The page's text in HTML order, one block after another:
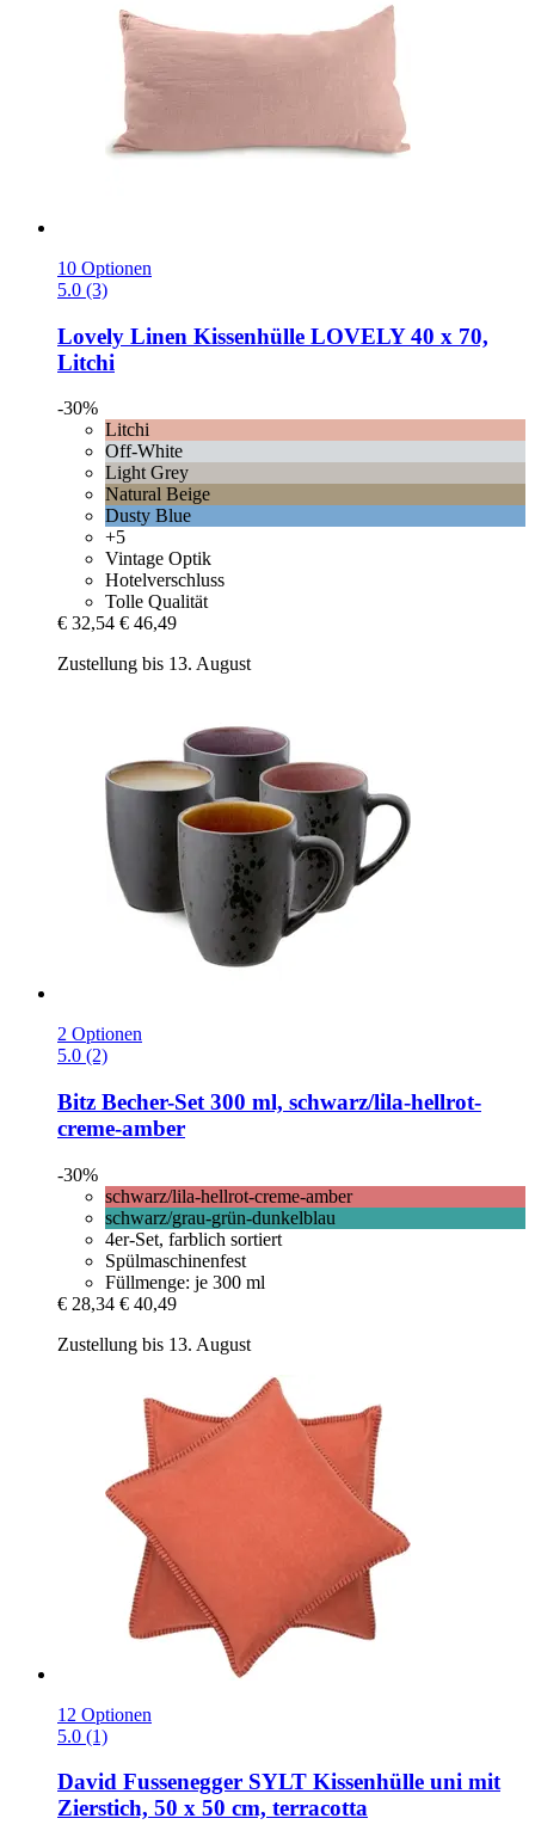
10 Optionen
5.0 (3)
Lovely Linen Kissenhülle LOVELY 40 x 70,
Litchi
-30%
Litchi
Off-White
Light Grey
Natural Beige
Dusty Blue
+5
Vintage Optik
Hotelverschluss
Tolle Qualität
€ 32,54 € 46,49
Zustellung bis 13. August
2 Optionen
5.0 (2)
Bitz Becher-​Set 300 ml, schwarz/lila-​hellrot-​
creme-​amber
-30%
schwarz/lila-hellrot-creme-amber
schwarz/grau-grün-dunkelblau
4er-Set, farblich sortiert
Spülmaschinenfest
Füllmenge: je 300 ml
€ 28,34 € 40,49
Zustellung bis 13. August
12 Optionen
5.0 (1)
David Fussenegger SYLT Kissenhülle uni mit
Zierstich, 50 x 50 cm, terracotta